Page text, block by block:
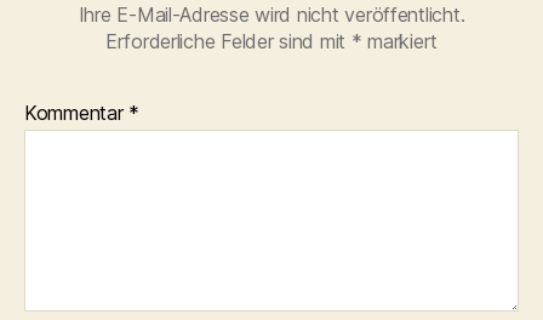
Ihre E-Mail-Adresse wird nicht veröffentlicht.
Erforderliche Felder sind mit * markiert
Kommentar *